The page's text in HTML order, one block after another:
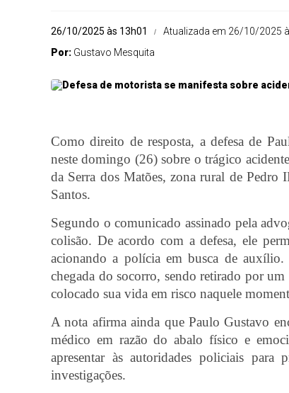
26/10/2025 às 13h01
Atualizada em 26/10/2025
Por: Gustavo Mesquita
Como direito de resposta, a defesa de
neste domingo (26) sobre o trágico
da Serra dos Matões, zona rural de
Santos.
Segundo o comunicado assinado pela
colisão. De acordo com a defesa, ele
acionando a polícia em busca de
chegada do socorro, sendo retirado por
colocado sua vida em risco naquele
A nota afirma ainda que Paulo Gustavo
médico em razão do abalo físico e
apresentar às autoridades policiais para
investigações.